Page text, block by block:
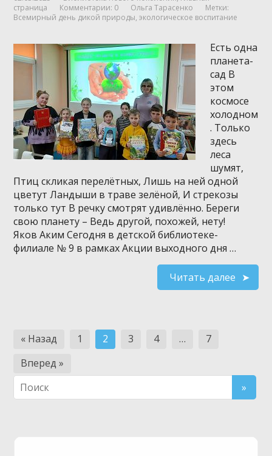
страница
Комментарии: 0 Ольга Тарасенко
Метки:
Всемирный день дикой природы,экологическое воспитание
Есть одна
планета-
сад В
этом
космосе
холодном
. Только
здесь
леса
шумят,
Птиц скликая перелётных, Лишь на ней одной
цветут Ландыши в траве зелёной, И стрекозы
только тут В речку смотрят удивлённо. Береги
свою планету – Ведь другой, похожей, нету!
Яков Аким Сегодня в детской библиотеке-
филиале № 9 в рамках Акции выходного дня …
Читать далее
Навигация
по
записям
« Назад 1 2 3 4 …
7
Вперед »